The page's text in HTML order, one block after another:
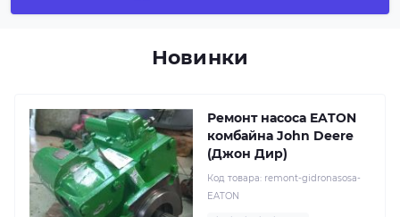
Новинки
Ремонт насоса EATON
комбайна John Deere
(Джон Дир)
Код товара: remont-gidronasosa-
EATON